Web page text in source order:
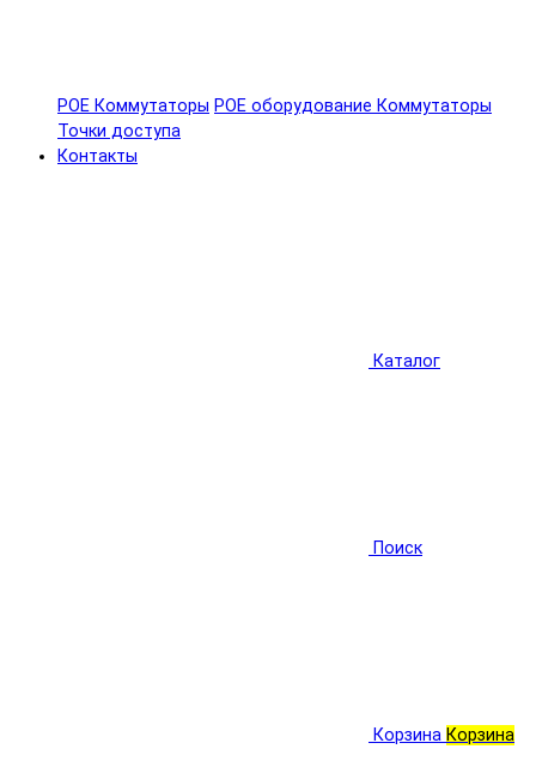
POE Коммутаторы POE оборудование Коммутаторы
Точки доступа
Контакты
Каталог
Поиск
Корзина Корзина